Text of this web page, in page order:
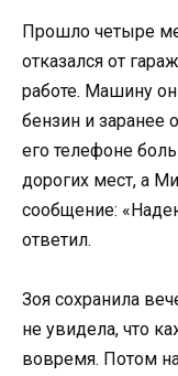
Прошло четыре
отказался от
работе. Машину он
бензин и заранее
его телефоне
дорогих мест, а
сообщение:
ответил.
Зоя сохранила
не увидела, что
вовремя. Потом